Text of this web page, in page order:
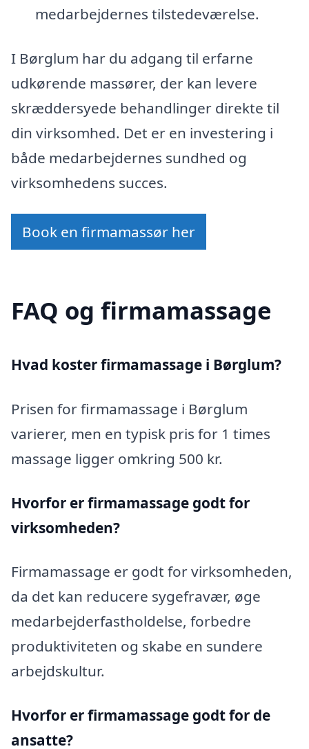
medarbejdernes tilstedeværelse.
I Børglum har du adgang til erfarne
udkørende massører, der kan levere
skræddersyede behandlinger direkte til
din virksomhed. Det er en investering i
både medarbejdernes sundhed og
virksomhedens succes.
Book en firmamassør her
FAQ og firmamassage
Hvad koster firmamassage i Børglum?
Prisen for firmamassage i Børglum
varierer, men en typisk pris for 1 times
massage ligger omkring 500 kr.
Hvorfor er firmamassage godt for
virksomheden?
Firmamassage er godt for virksomheden,
da det kan reducere sygefravær, øge
medarbejderfastholdelse, forbedre
produktiviteten og skabe en sundere
arbejdskultur.
Hvorfor er firmamassage godt for de
ansatte?